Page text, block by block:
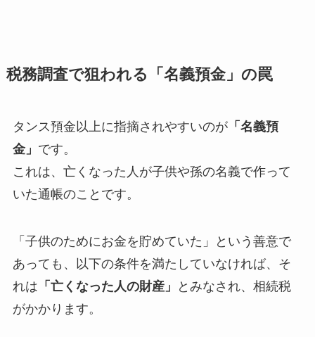
税務調査で狙われる「名義預金」の罠
タンス預金以上に指摘されやすいのが「名義預
金」 です。
これは、亡くなった人が子供や孫の名義で作って
いた通帳のことです。
「子供のためにお金を貯めていた」という善意で
あっても、以下の条件を満たしていなければ、そ
れは 「亡くなった人の財産」
とみなされ、相続税
がかかります。